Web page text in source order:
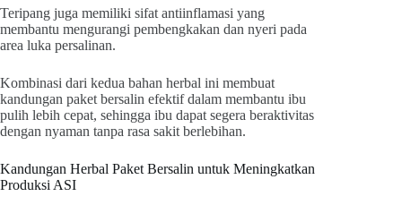
Teripang juga memiliki sifat antiinflamasi yang
membantu mengurangi pembengkakan dan nyeri pada
area luka persalinan.
Kombinasi dari kedua bahan herbal ini membuat
kandungan paket bersalin efektif dalam membantu ibu
pulih lebih cepat, sehingga ibu dapat segera beraktivitas
dengan nyaman tanpa rasa sakit berlebihan.
Kandungan Herbal Paket Bersalin untuk Meningkatkan
Produksi ASI